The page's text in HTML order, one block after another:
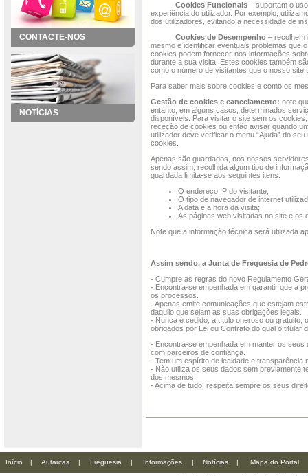
CONTACTE-NOS
NOTÍCIAS
Cookies Funcionais – suportam o
experiência do utilizador. Por exemplo,
dos utilizadores, evitando a necessidade de
Cookies de Desempenho – recolhem
mesmo e identificar eventuais problemas que
cookies podem fornecer-nos informações
durante a sua visita. Estes cookies também
como o número de visitantes que o nosso site
Para saber mais sobre cookies e como os
Gestão de cookies e cancelamento: note
entanto, em alguns casos, determinados
disponíveis. Para visitar o site sem os
receção de cookies ou então avisar quando
utilizador deve verificar o menu “Ajuda” do
cookies.
Apenas são guardados, nos nossos
sendo assim, recolhida algum tipo de
guardada limita-se aos seguintes itens:
O endereço IP do visitante;
O tipo de navegador de internet
A data e a hora da visita;
As páginas web visitadas no site e os
Note que a informação técnica será utilizada
Assim sendo, a Junta de Freguesia de
- Cumpre as regras do novo Regulamento
- Encontra-se empenhada em garantir que a
os processos.
- Apenas emite comunicações que estejam
daquilo que sejam as suas obrigações legais.
- Nunca é cedido, a título oneroso ou
obrigados por Lei ou Contrato do qual o titular
- Encontra-se empenhada em manter os
com parceiros de confiança.
- Tem um espírito de lealdade e
- Não utiliza os seus dados sem previamente
dos mesmos.
- Acima de tudo, respeita sempre os seus
Início | Autarcas | Freguesia | Informações | Notícias | Mapa do Portal